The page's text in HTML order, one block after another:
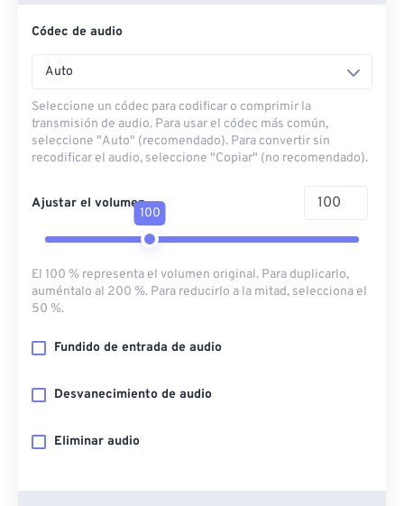
Códec de audio
Auto
Seleccione un códec para codificar o comprimir la
transmisión de audio. Para usar el códec más común,
seleccione "Auto" (recomendado). Para convertir sin
recodificar el audio, seleccione "Copiar" (no recomendado).
Ajustar el volumen
100
El 100 % representa el volumen original. Para duplicarlo,
auméntalo al 200 %. Para reducirlo a la mitad, selecciona el
50 %.
Fundido de entrada de audio
Desvanecimiento de audio
Eliminar audio